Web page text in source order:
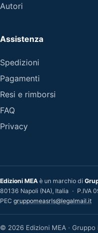
Autori
Assistenza
Spedizioni
Pagamenti
Resi e rimborsi
FAQ
Privacy
Edizioni MEA è un marchio di
80136 Napoli (NA), Italia · P.IVA
PEC gruppomeasrls@legalmail.it
© 2026 Edizioni MEA · Gruppo